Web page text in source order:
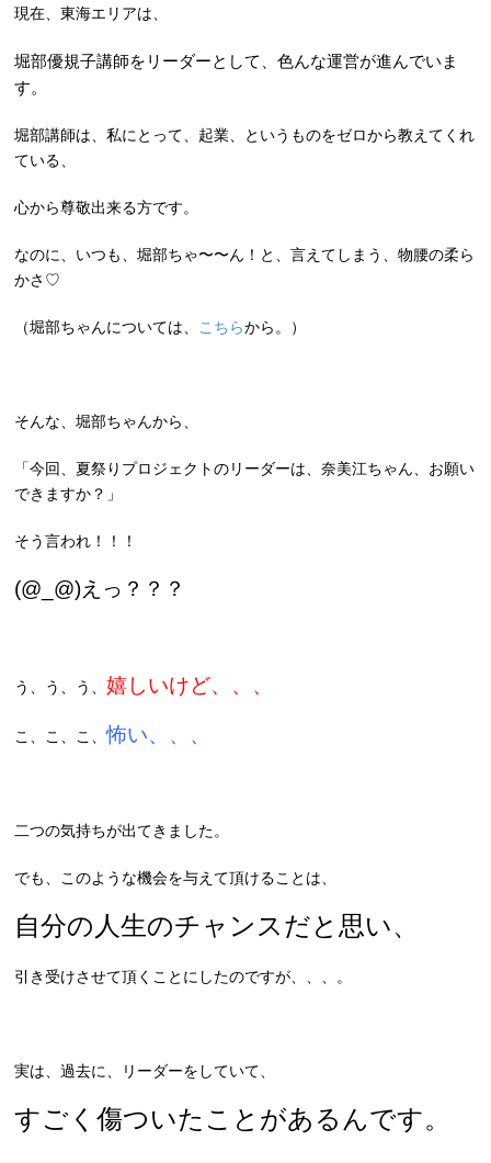
現在、東海エリアは、
堀部優規子講師をリーダーとして、色んな運営が進んでいま
す。
堀部講師は、私にとって、起業、というものをゼロから教えてくれ
ている、
心から尊敬出来る方です。
なのに、いつも、堀部ちゃ〜〜ん！と、言えてしまう、物腰の柔ら
かさ♡
（堀部ちゃんについては、 こちらから。）
そんな、堀部ちゃんから、
「今回、夏祭りプロジェクトのリーダーは、奈美江ちゃん、お願い
できますか？」
そう言われ！！！
(@_@)えっ？？？
う、う、う、嬉しいけど、、、
こ、こ、こ、怖い、、、
二つの気持ちが出てきました。
でも、このような機会を与えて頂けることは、
自分の人生のチャンスだと思い、
引き受けさせて頂くことにしたのですが、、、。
実は、過去に、リーダーをしていて、
すごく傷ついたことがあるんです。